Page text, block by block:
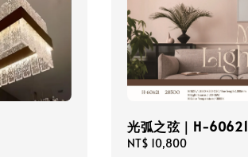
光弧之弦｜H-60621
Regular
NT$ 10,800